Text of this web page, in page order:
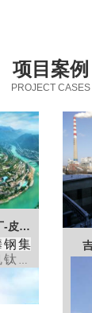
项目案例
PROJECT CASES
四川攀枝花攀钢选矿厂-皮带秤案例
钢集
磁
面
，
企